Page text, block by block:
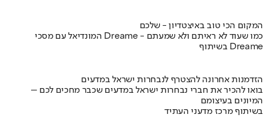
המקום הכי טוב באיצטדיון - שלכם
המונדיאל עם מסכי Dreame - כמו שעוד לא ראיתם ולא שמעתם
בשיתוף Dreame
הזדמנות אחרונה להצטרף לנבחרות ישראל במדעים
בואו להכיר את חברי נבחרות ישראל במדעים שכבר מחכים לכם –
המיונים בעיצומם
בשיתוף מרכז מדעני העתיד